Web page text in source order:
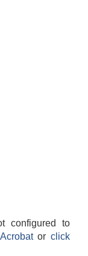
configured to
orclick